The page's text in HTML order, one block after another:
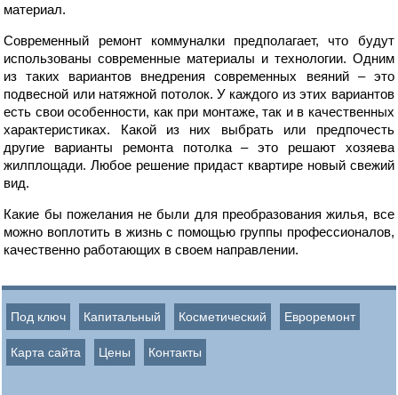
материал.
Современный ремонт коммуналки предполагает, что будут
использованы современные материалы и технологии. Одним
из таких вариантов внедрения современных веяний – это
подвесной или натяжной потолок. У каждого из этих вариантов
есть свои особенности, как при монтаже, так и в качественных
характеристиках. Какой из них выбрать или предпочесть
другие варианты ремонта потолка – это решают хозяева
жилплощади. Любое решение придаст квартире новый свежий
вид.
Какие бы пожелания не были для преобразования жилья, все
можно воплотить в жизнь с помощью группы профессионалов,
качественно работающих в своем направлении.
Под ключ Капитальный Косметический Евроремонт
Карта сайта Цены Контакты